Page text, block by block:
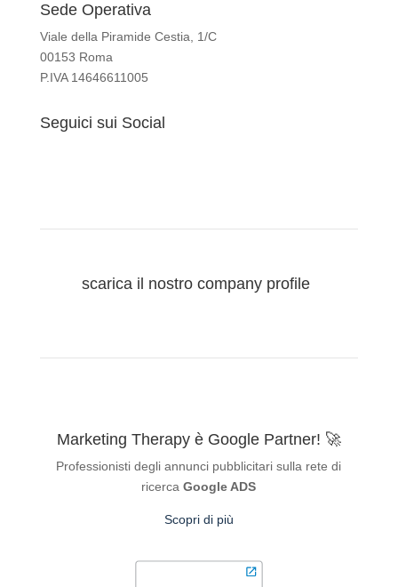
Sede Operativa
Viale della Piramide Cestia, 1/C
00153 Roma
P.IVA 14646611005
Seguici sui Social
scarica il nostro company profile
Marketing Therapy è Google Partner! 🚀
Professionisti degli annunci pubblicitari sulla rete di
ricercaGoogle ADS
Scopri di più